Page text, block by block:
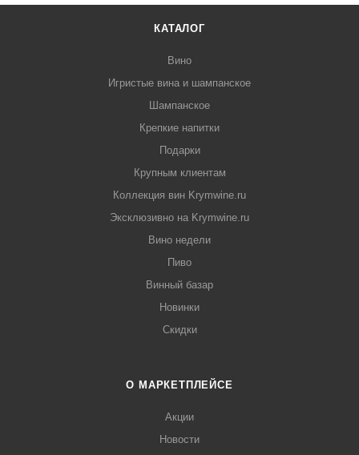
КАТАЛОГ
Вино
Игристые вина и шампанское
Шампанское
Крепкие напитки
Подарки
Крупным клиентам
Коллекция вин Krymwine.ru
Эксклюзивно на Krymwine.ru
Вино недели
Пиво
Винный базар
Новинки
Скидки
О МАРКЕТПЛЕЙСЕ
Акции
Новости